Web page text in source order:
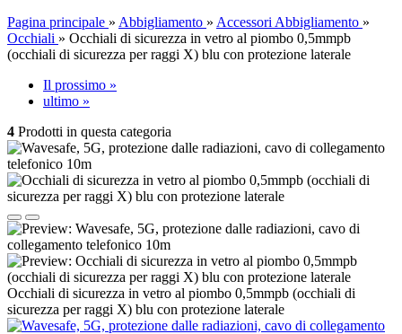
Pagina principale » Abbigliamento » Accessori Abbigliamento »
Occhiali » Occhiali di sicurezza in vetro al piombo 0,5mmpb
(occhiali di sicurezza per raggi X) blu con protezione laterale
Il prossimo »
ultimo »
4 Prodotti in questa categoria
Occhiali di sicurezza in vetro al piombo 0,5mmpb (occhiali di
sicurezza per raggi X) blu con protezione laterale